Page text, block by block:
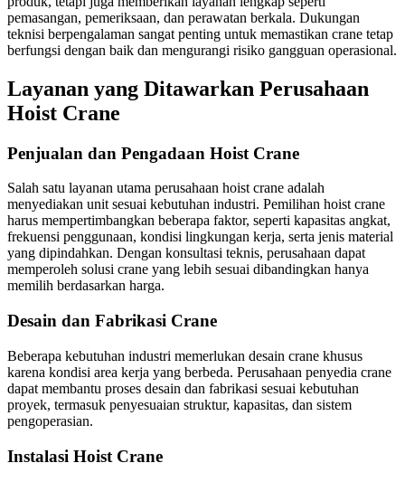
pemasangan, pemeriksaan, dan perawatan berkala. Dukungan
teknisi berpengalaman sangat penting untuk memastikan crane tetap
berfungsi dengan baik dan mengurangi risiko gangguan operasional.
Layanan yang Ditawarkan Perusahaan
Hoist Crane
Penjualan dan Pengadaan Hoist Crane
Salah satu layanan utama perusahaan hoist crane adalah
menyediakan unit sesuai kebutuhan industri. Pemilihan hoist crane
harus mempertimbangkan beberapa faktor, seperti kapasitas angkat,
frekuensi penggunaan, kondisi lingkungan kerja, serta jenis material
yang dipindahkan. Dengan konsultasi teknis, perusahaan dapat
memperoleh solusi crane yang lebih sesuai dibandingkan hanya
memilih berdasarkan harga.
Desain dan Fabrikasi Crane
Beberapa kebutuhan industri memerlukan desain crane khusus
karena kondisi area kerja yang berbeda. Perusahaan penyedia crane
dapat membantu proses desain dan fabrikasi sesuai kebutuhan
proyek, termasuk penyesuaian struktur, kapasitas, dan sistem
pengoperasian.
Instalasi Hoist Crane